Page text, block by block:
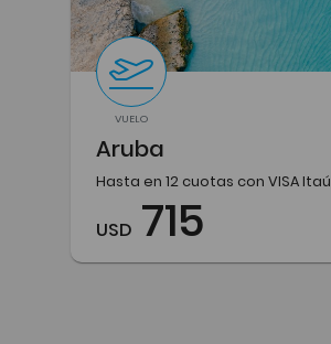
VUELO
Aruba
Hasta en 12 cuotas con VISA Itaú
USD 715